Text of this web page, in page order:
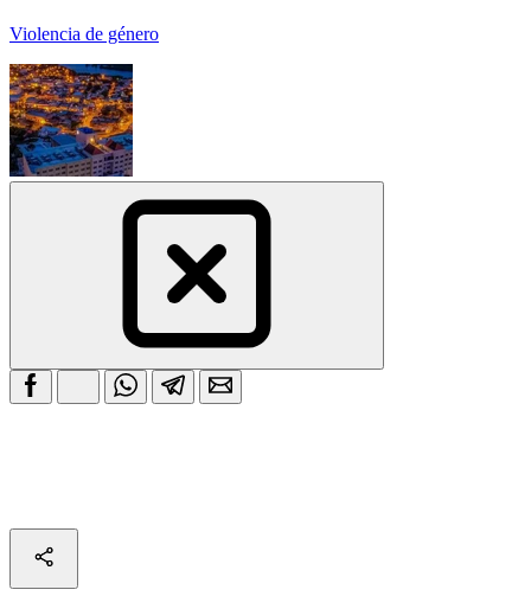
Violencia de género